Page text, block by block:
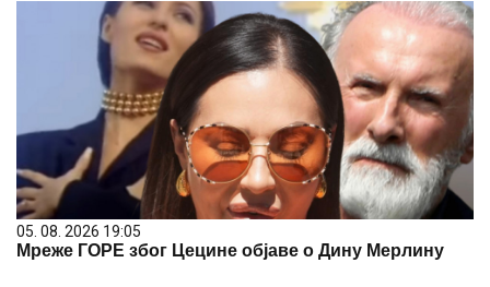
05. 08. 2026 19:05
Мреже ГОРЕ због Цецине објаве о Дину Мерлину